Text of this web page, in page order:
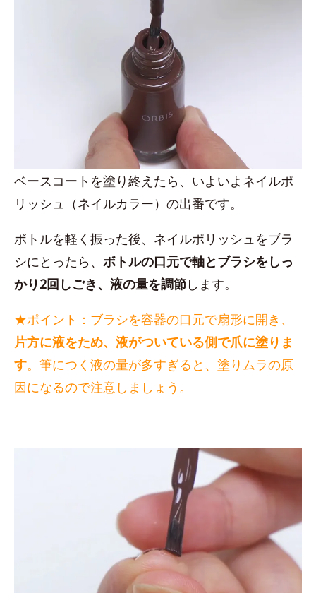
ベースコートを塗り終えたら、いよいよネイルポ
リッシュ（ネイルカラー）の出番です。
ボトルを軽く振った後、ネイルポリッシュをブラ
シにとったら、 ボトルの口元で軸とブラシをしっ
かり2回しごき、液の量を調節します。
★ポイント：ブラシを容器の口元で扇形に開き、
片方に液をため、液がついている側で爪に塗りま
す。筆につく液の量が多すぎると、塗りムラの原
因になるので注意しましょう。